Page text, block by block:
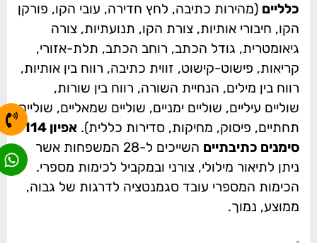
כלליים(מהירות כתיבה, לחץ חדירה, עובי הקו, פורקן
הקו, חיבורי אותיות, צורת הקו, תנועתיות, צורה
גיאומטרית, גודל הכתב, רוחב הכתב, תלת-אזורי,
קריאות, פישוט-קישוט, זווית כתיבה, רווח בין אותיות,
רווח בין מילים, הנחיית השורה, רווח בין שורות,
שוליים עיליים, שוליים ימניים, שוליים שמאליים, שוליים
תחתיים, פיסוק, מחיקות, סדירות כללית).
אפיון 114
סימנים כתיבתיים
השייכים ל-28 המשפחות אשר
ניתן לתיאור מילולי, צורני ובמקביל לכימות מספרי.
הכימות המספרי עובד סגמנטציה לדרגות של גבוה,
ממוצע, נמוך.